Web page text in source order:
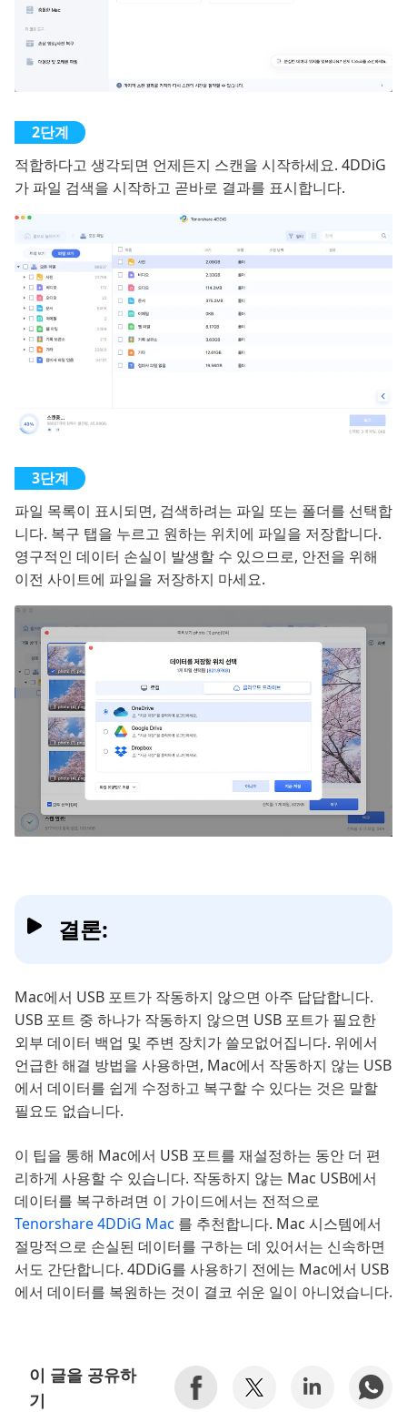
적합하다고 생각되면 언제든지 스캔을 시작하세요. 4DDiG
가 파일 검색을 시작하고 곧바로 결과를 표시합니다.
파일 목록이 표시되면, 검색하려는 파일 또는 폴더를 선택합
니다. 복구 탭을 누르고 원하는 위치에 파일을 저장합니다.
영구적인 데이터 손실이 발생할 수 있으므로, 안전을 위해
이전 사이트에 파일을 저장하지 마세요.
결론:
Mac에서 USB 포트가 작동하지 않으면 아주 답답합니다.
USB 포트 중 하나가 작동하지 않으면 USB 포트가 필요한
외부 데이터 백업 및 주변 장치가 쓸모없어집니다. 위에서
언급한 해결 방법을 사용하면, Mac에서 작동하지 않는 USB
에서 데이터를 쉽게 수정하고 복구할 수 있다는 것은 말할
필요도 없습니다.
이 팁을 통해 Mac에서 USB 포트를 재설정하는 동안 더 편
리하게 사용할 수 있습니다. 작동하지 않는 Mac USB에서
데이터를 복구하려면 이 가이드에서는 전적으로
Tenorshare 4DDiG Mac 를 추천합니다. Mac 시스템에서
절망적으로 손실된 데이터를 구하는 데 있어서는 신속하면
서도 간단합니다. 4DDiG를 사용하기 전에는 Mac에서 USB
에서 데이터를 복원하는 것이 결코 쉬운 일이 아니었습니다.
이 글을 공유하
기